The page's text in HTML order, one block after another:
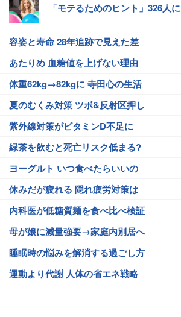
「モテるためのヒント」326人に
容姿と寿命 28年追跡で見えた差
あたりめ 血糖値を上げない理由
体重62kg→82kgに 寺田心の生活
夏のむくみ対策 ツボ&反射区押し
紫外線対策がビタミンD不足に
緑茶を飲むと死亡リスク低まる?
ヨーグルト いつ食べたらいいの
休みだが疲れる 隠れ疲労対策は
内科医が低糖質麺を食べ比べ検証
母が娘に減量強要→家庭内別居へ
睡眠時の悩みを解消する過ごし方
運動より代謝 人体の省エネ戦略